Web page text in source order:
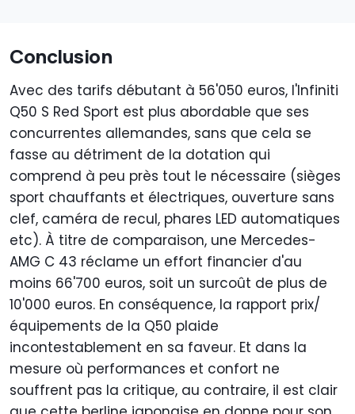
Conclusion
Avec des tarifs débutant à 56'050 euros, l'Infiniti
Q50 S Red Sport est plus abordable que ses
concurrentes allemandes, sans que cela se
fasse au détriment de la dotation qui
comprend à peu près tout le nécessaire (sièges
sport chauffants et électriques, ouverture sans
clef, caméra de recul, phares LED automatiques
etc). À titre de comparaison, une Mercedes-
AMG C 43 réclame un effort financier d'au
moins 66'700 euros, soit un surcoût de plus de
10'000 euros. En conséquence, la rapport prix/
équipements de la Q50 plaide
incontestablement en sa faveur. Et dans la
mesure où performances et confort ne
souffrent pas la critique, au contraire, il est clair